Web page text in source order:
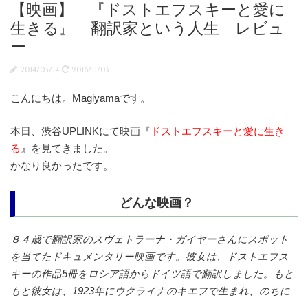
【映画】 『ドストエフスキーと愛に
生きる』 翻訳家という人生 レビュ
ー
2014/03/14 2016/11/03
こんにちは。Magiyamaです。
本日、渋谷UPLINKにて映画『 ドストエフスキーと愛に生き
る 』を見てきました。
かなり良かったです。
どんな映画？
８４歳で翻訳家のスヴェトラーナ・ガイヤーさんにスポット
を当てたドキュメンタリー映画です。彼女は、ドストエフス
キーの作品5冊をロシア語からドイツ語で翻訳しました。もと
もと彼女は、1923年にウクライナのキエフで生まれ、のちに